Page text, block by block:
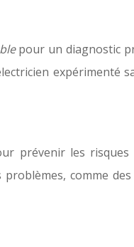
pour un diagnostic
expérimenté
prévenir les risques
comme